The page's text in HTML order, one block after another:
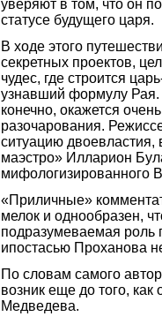
уверяют в том, что он
статусе будущего царя.
В ходе этого
секретных проектов,
чудес, где строится
узнавший формулу Рая.
конечно, окажется
разочарования.
ситуацию двоевластия,
маэстро» Илларион
мифологизированного
«Приличные»
мелок и однообразен,
подразумеваемая роль
ипостасью Проханова
По словам самого
возник еще до того,
Медведева.